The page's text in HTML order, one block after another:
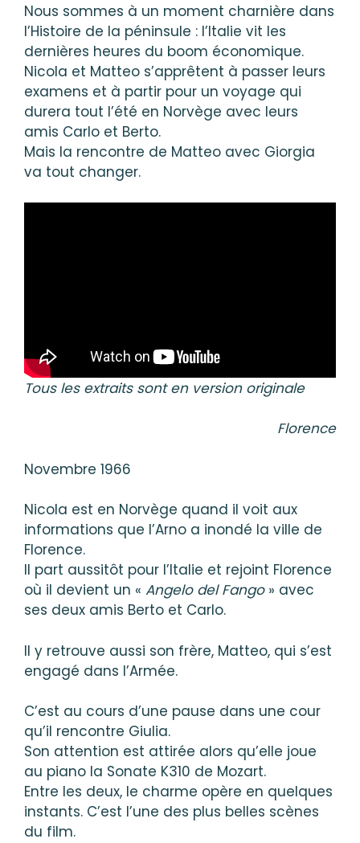
Nous sommes à un moment charnière dans
l’Histoire de la péninsule : l’Italie vit les
dernières heures du boom économique.
Nicola et Matteo s’apprêtent à passer leurs
examens et à partir pour un voyage qui
durera tout l’été en Norvège avec leurs
amis Carlo et Berto.
Mais la rencontre de Matteo avec Giorgia
va tout changer.
Tous les extraits sont en version originale
Florence
Novembre 1966
Nicola est en Norvège quand il voit aux
informations que l’Arno a inondé la ville de
Florence.
Il part aussitôt pour l’Italie et rejoint Florence
où il devient un « Angelo del Fango» avec
ses deux amis Berto et Carlo.
Il y retrouve aussi son frère, Matteo, qui s’est
engagé dans l’Armée.
C’est au cours d’une pause dans une cour
qu’il rencontre Giulia.
Son attention est attirée alors qu’elle joue
au piano la Sonate K310 de Mozart.
Entre les deux, le charme opère en quelques
instants. C’est l’une des plus belles scènes
du film.